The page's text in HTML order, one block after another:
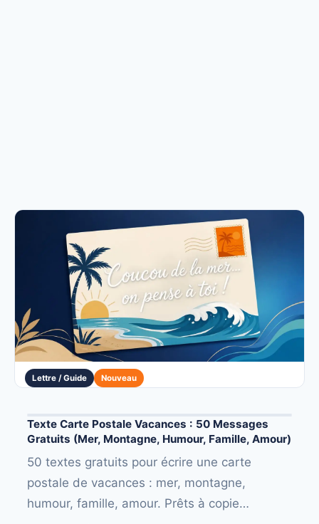
Lettre / Guide Nouveau
Texte Carte Postale Vacances : 50 Messages
Gratuits (Mer, Montagne, Humour, Famille, Amour)
50 textes gratuits pour écrire une carte
postale de vacances : mer, montagne,
humour, famille, amour. Prêts à copie…